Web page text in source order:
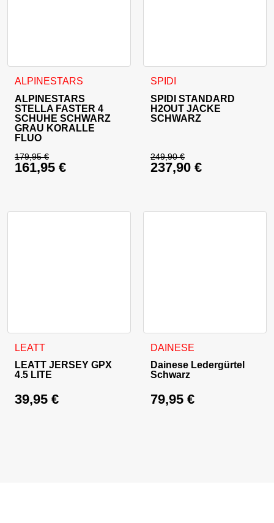
ALPINESTARS
ALPINESTARS
STELLA FASTER 4
SCHUHE SCHWARZ
GRAU KORALLE
FLUO
179,95€
Ursprünglicher Preis war: 179,95 €
161,95 €
Dieses Produkt weist mehrere Varianten auf. Die Optionen
SPIDI
SPIDI STANDARD
H2OUT JACKE
SCHWARZ
249,90€
Ursprünglicher
237,90 €
Dieses Produkt weist
LEATT
LEATT JERSEY GPX
4.5 LITE
39,95 €
Dieses Produkt weist mehrere Varianten auf. Die Optionen
DAINESE
Dainese Ledergürtel
Schwarz
79,95 €
Dieses Produkt weist